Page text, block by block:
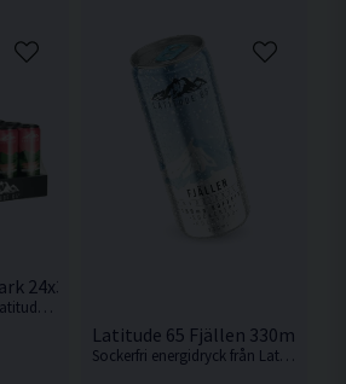
24x330ml Jordgubb/Melon
Senaste nyheten från Latitude 65. Sockerfri energidryck med smak av Jordgubb/Melon.
Latitude 65 Fjällen 330ml
Sockerfri energidryck från Latitude 65 med smak av klassisk energidryck.